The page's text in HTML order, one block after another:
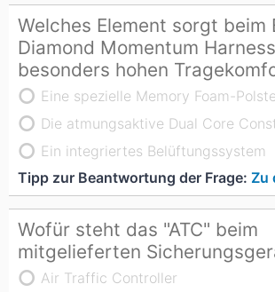
Welches Element sorgt beim
Diamond Momentum
besonders hohen
Eine spezielle Memory Foam-
Die atmungsaktive Dual Core
Ein integriertes Belüftungssystem
Tipp zur Beantwortung der Frage: Zu
Wofür steht das "ATC" beim
mitgelieferten
Air Traffic Controller